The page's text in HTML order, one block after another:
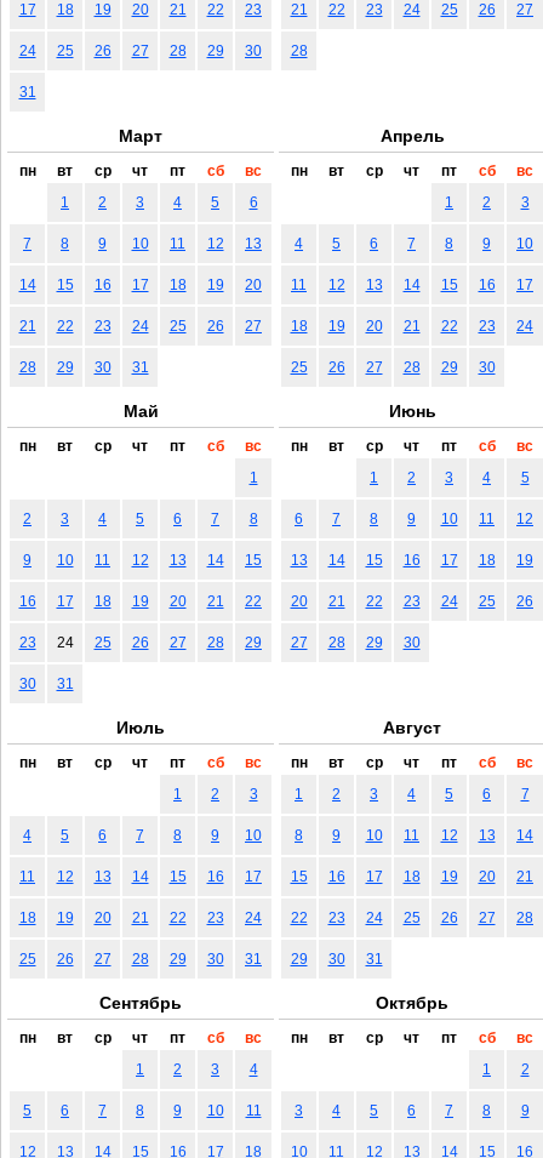
17 18 19 20 21 22 23
24 25 26 27 28 29 30
31
21 22 23 24 25 26 27
28
Март
пн вт ср чт пт сб
вс
1
2 3 4 5 6
7 8 9 10 11 12 13
14 15 16 17 18 19 20
21 22 23 24 25 26 27
28 29 30 31
Апрель
пн вт ср чт пт сб
вс
1
2 3
4 5 6 7 8 9 10
11 12 13 14 15 16 17
18 19 20 21 22 23 24
25 26 27 28 29 30
Май
пн вт ср чт пт сб
вс
1
2 3 4 5 6 7 8
9 10 11 12 13 14 15
16 17 18 19 20 21 22
23 24 25 26 27 28 29
30 31
Июнь
пн вт ср чт пт сб
вс
1
2 3 4 5
6 7 8 9 10 11 12
13 14 15 16 17 18 19
20 21 22 23 24 25 26
27 28 29 30
Июль
пн вт ср чт пт сб
вс
1
2 3
4 5 6 7 8 9 10
11 12 13 14 15 16 17
18 19 20 21 22 23 24
25 26 27 28 29 30 31
Август
пн вт ср чт пт сб
вс
1
2 3 4 5 6 7
8 9 10 11 12 13 14
15 16 17 18 19 20 21
22 23 24 25 26 27 28
29 30 31
Сентябрь
пн вт ср чт пт сб
вс
1
2 3 4
5 6 7 8 9 10 11
12 13 14 15 16 17 18
Октябрь
пн вт ср чт пт сб
вс
1
2
3 4 5 6 7 8 9
10 11 12 13 14 15 16